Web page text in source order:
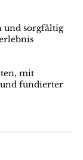
und sorgfältig
mit
fundierter